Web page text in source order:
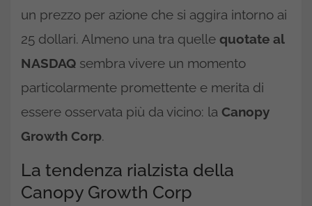
un prezzo per azione che si aggira intorno ai
25 dollari. Almeno una tra quelle quotate al
NASDAQ sembra vivere un momento
particolarmente promettente e merita di
essere osservata più da vicino: la Canopy
Growth Corp.
La tendenza rialzista della
Canopy Growth Corp